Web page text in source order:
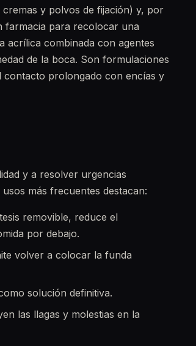
cremas y polvos de fijación) y, por
farmacia para recolocar una
acrílica combinada con agentes
de la boca. Son formulaciones
contacto prolongado con encías y
y a resolver urgencias
más frecuentes destacan:
removible, reduce el
por debajo.
volver a colocar la funda
solución definitiva.
las llagas y molestias en la